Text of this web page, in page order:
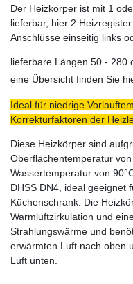
Der Heizkörper ist mit 1
lieferbar, hier 2 Heizregister.
Anschlüsse einseitig links
lieferbare Längen 50 - 280
eine Übersicht finden Sie
Ideal für niedrige
Korrekturfaktoren der
Diese Heizkörper sind
Oberflächentemperatur
Wassertemperatur von
DHSS DN4, ideal geeignet
Küchenschrank. Die
Warmluftzirkulation und
Strahlungswärme und
erwärmten Luft nach oben
Luft unten.